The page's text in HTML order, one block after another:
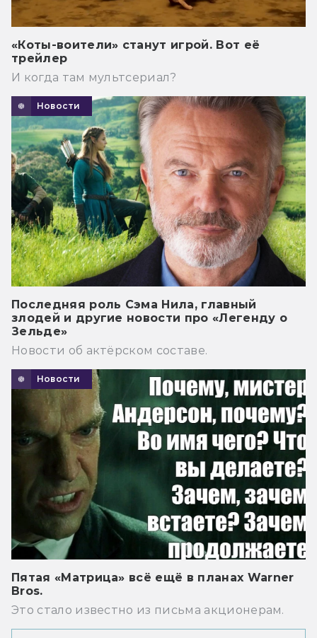
«Коты-воители» станут игрой. Вот её
трейлер
И когда там мультсериал?
Новости
Последняя роль Сэма Нила, главный
злодей и другие новости про «Легенду о
Зельде»
Новости об актёрском составе.
Новости
Пятая «Матрица» всё ещё в планах Warner
Bros.
Это стало известно из письма акционерам.